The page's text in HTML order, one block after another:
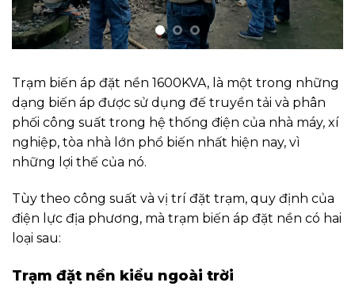
áp. Như các nhà máy , xí nghiệp lớn trong khu
chế xuất, khu công nghiệp.
suất từ 1600KVA đến 1600KVA tùy vào như cầu sử
dụng công suất thực tế của từng công trình
khác nhau.
Trạm đặt nền kiểu trong nhà hay trạm kín,
trạm phòng
Trạm được trang bị với một máy biến áp 3 pha
cấp điện áp 15 – 22 kV /0,4 kV.
chung cư lớn, cao ốc, khách sạn, tòa nhà văn